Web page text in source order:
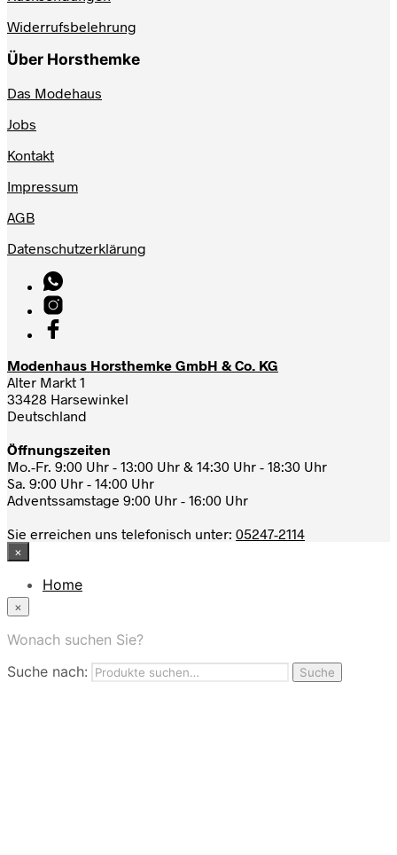
Widerrufsbelehrung
Über Horsthemke
Das Modehaus
Jobs
Kontakt
Impressum
AGB
Datenschutzerklärung
Modenhaus Horsthemke GmbH & Co. KG
Alter Markt 1
33428 Harsewinkel
Deutschland
Öffnungszeiten
Mo.-Fr. 9:00 Uhr - 13:00 Uhr & 14:30 Uhr - 18:30 Uhr
Sa. 9:00 Uhr - 14:00 Uhr
Adventssamstage 9:00 Uhr - 16:00 Uhr
Sie erreichen uns telefonisch unter: 05247-2114
×
Home
App
Nutzungbedingungen
×
Wonach suchen Sie?
Suche nach:
Suche